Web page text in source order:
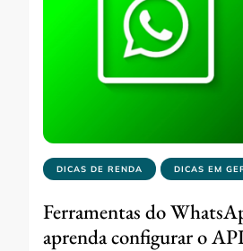
DICAS DE RENDA DICAS EM
Ferramentas do
aprenda configurar o